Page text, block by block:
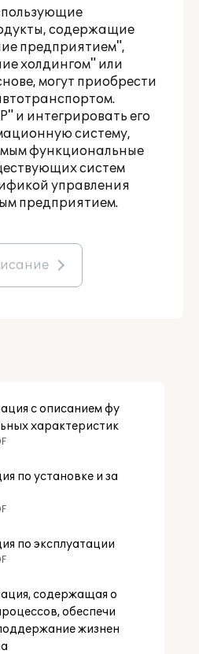
содержащие
предприятием",
холдингом" или
могут приобрести
и интегрировать его
систему,
функциональные
систем
управления
предприятием.
с описанием фу
характеристик
по установке и за
по эксплуатации
содержащая о
обеспечи
жизнен